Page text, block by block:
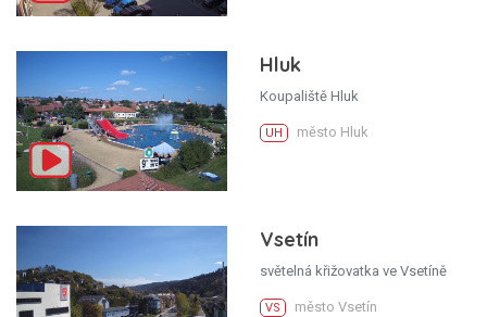
Hluk
Koupaliště Hluk
UH město Hluk
Vsetín
světelná křižovatka ve Vsetíně
VS město Vsetín